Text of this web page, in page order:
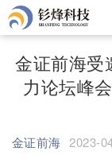
首页
解决方案
金证前海受
力论坛峰
金证前海 2023-